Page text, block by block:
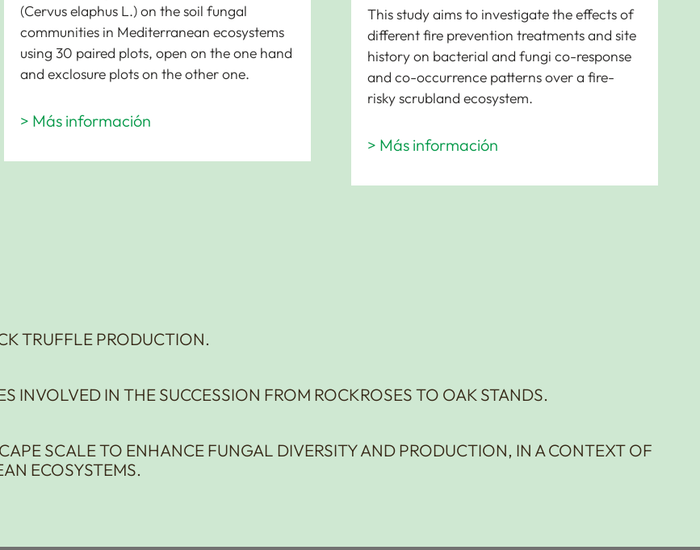
(Cervus elaphus L.) on the soil fungal
communities in Mediterranean ecosystems
using 30 paired plots, open on the one hand
and exclosure plots on the other one.
> Más información
This study aims to investigate the effects of
different fire prevention treatments and site
history on bacterial and fungi co-response
and co-occurrence patterns over a fire-
risky scrubland ecosystem.
> Más información
TRUFFLE PRODUCTION.
INVOLVED IN THE SUCCESSION FROM ROCKROSES TO OAK STANDS.
SCALE TO ENHANCE FUNGAL DIVERSITY AND PRODUCTION, IN A CONTEXT OF
ECOSYSTEMS.